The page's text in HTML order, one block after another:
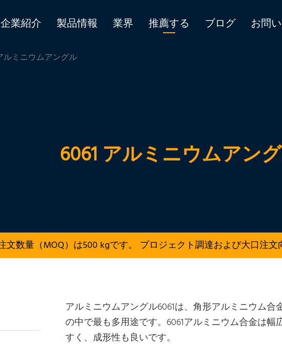
企業紹介 製品情報 業界 推薦する ブログ お問
ルミニウムアングル
6061 アルミニウムアン
文数量（MOQ）は500 kgです。 プロジェクト調達および大口注文
アルミニウムアングル6061は、角形アルミニウム
の中で最も多用途です。6061アルミニウム合金は
すく、成形性も良いです。